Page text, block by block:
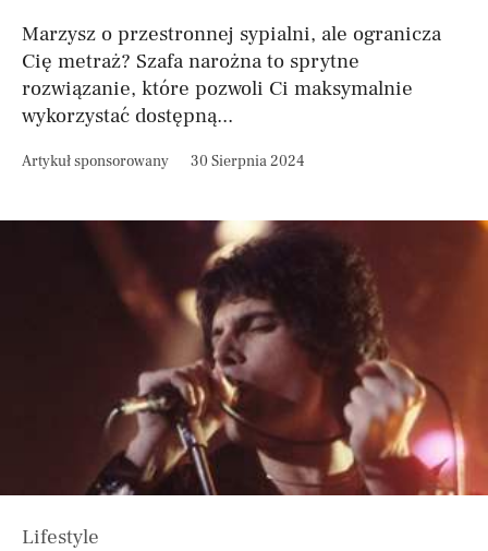
Marzysz o przestronnej sypialni, ale ogranicza
Cię metraż? Szafa narożna to sprytne
rozwiązanie, które pozwoli Ci maksymalnie
wykorzystać dostępną...
Artykuł sponsorowany 30 Sierpnia 2024
Lifestyle